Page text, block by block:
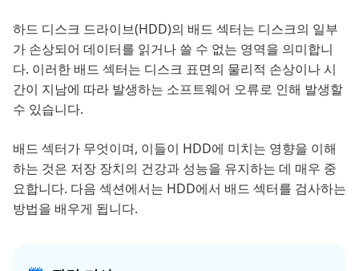
하드 디스크 드라이브(HDD)의 배드 섹터는 디스크의 일부
가 손상되어 데이터를 읽거나 쓸 수 없는 영역을 의미합니
다. 이러한 배드 섹터는 디스크 표면의 물리적 손상이나 시
간이 지남에 따라 발생하는 소프트웨어 오류로 인해 발생할
수 있습니다.
배드 섹터가 무엇이며, 이들이 HDD에 미치는 영향을 이해
하는 것은 저장 장치의 건강과 성능을 유지하는 데 매우 중
요합니다. 다음 섹션에서는 HDD에서 배드 섹터를 검사하는
방법을 배우게 됩니다.